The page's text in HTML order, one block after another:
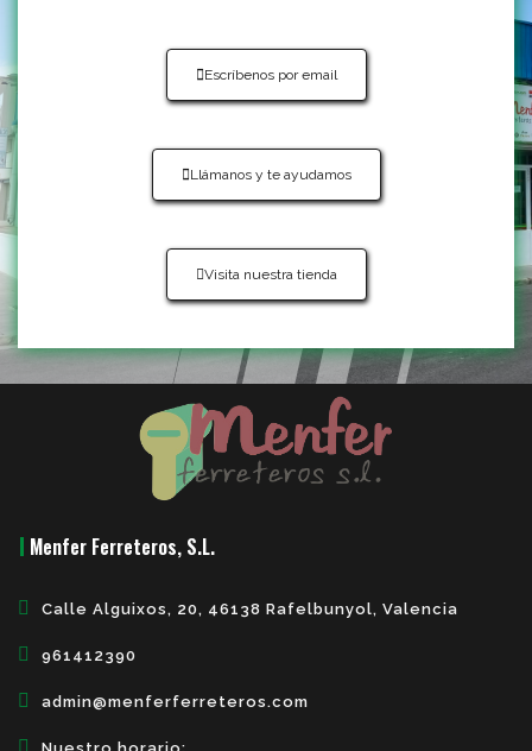
Escríbenos por email
Llámanos y te ayudamos
Visita nuestra tienda
Menfer Ferreteros, S.L.
Calle Alguixos, 20, 46138 Rafelbunyol, Valencia
961412390
admin@menferferreteros.com